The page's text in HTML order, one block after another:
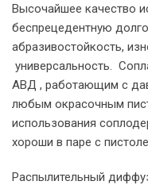
Высочайшее качество
беспрецедентную
абразивостойкость,
универсальность.
АВД , работающим с
любым окрасочным
использования
хороши в паре с
Распылительный